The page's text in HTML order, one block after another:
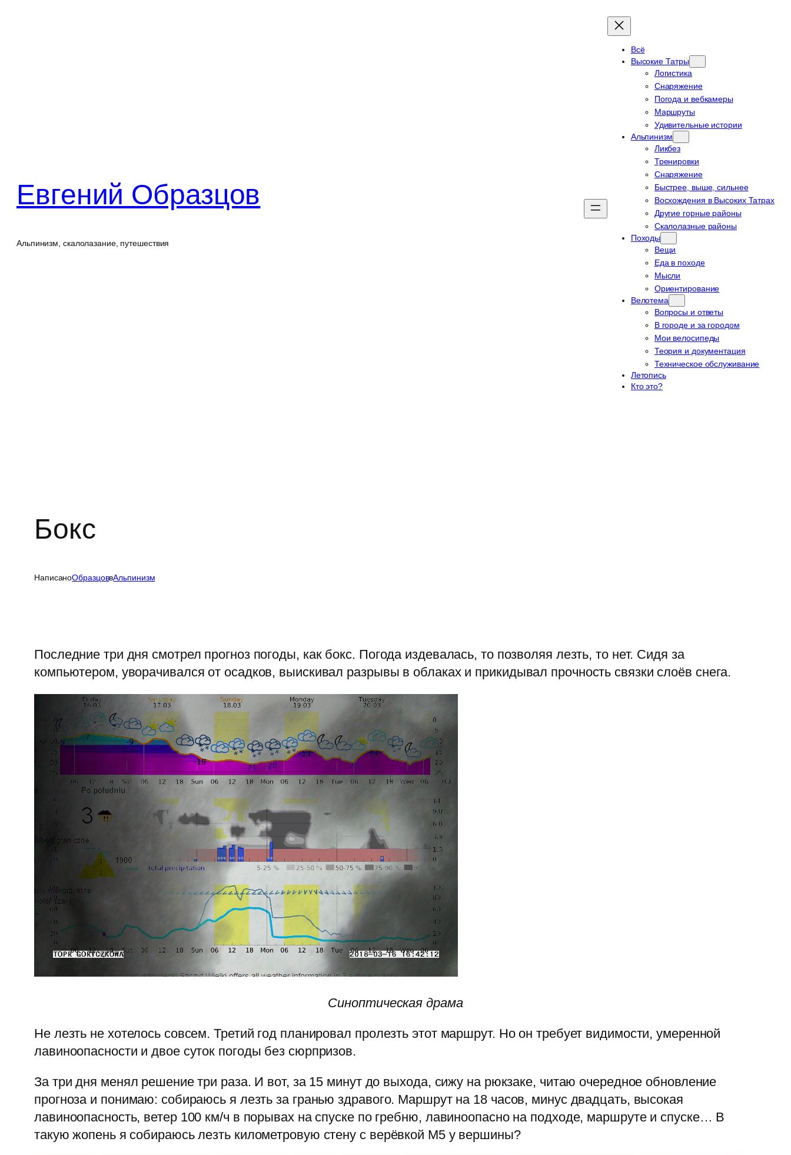
Евгений Образцов
Альпинизм, скалолазание, путешествия
Всё
Высокие Татры
Логистика
Снаряжение
Погода и вебкамеры
Маршруты
Удивительные истории
Альпинизм
Ликбез
Тренировки
Снаряжение
Быстрее, выше, сильнее
Восхождения в Высоких Татрах
Другие горные районы
Скалолазные районы
Походы
Вещи
Еда в походе
Мысли
Ориентирование
Велотема
Вопросы и ответы
В городе и за городом
Мои велосипеды
Теория и документация
Техническое обслуживание
Летопись
Кто это?
Бокс
НаписаноОбразцоввАльпинизм
Последние три дня смотрел прогноз погоды, как бокс. Погода издевалась, то позволяя лезть, то нет. Сидя за
компьютером, уворачивался от осадков, выискивал разрывы в облаках и прикидывал прочность связки слоёв снега.
Синоптическая драма
Не лезть не хотелось совсем. Третий год планировал пролезть этот маршрут. Но он требует видимости, умеренной
лавиноопасности и двое суток погоды без сюрпризов.
За три дня менял решение три раза. И вот, за 15 минут до выхода, сижу на рюкзаке, читаю очередное обновление
прогноза и понимаю: собираюсь я лезть за гранью здравого. Маршрут на 18 часов, минус двадцать, высокая
лавиноопасность, ветер 100 км/ч в порывах на спуске по гребню, лавиноопасно на подходе, маршруте и спуске… В
такую жопень я собираюсь лезть километровую стену с верёвкой М5 у вершины?